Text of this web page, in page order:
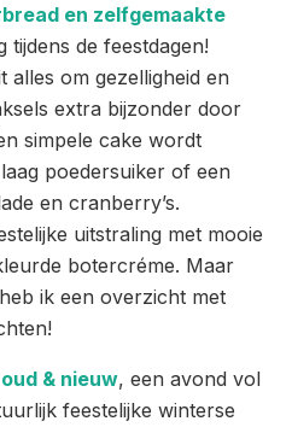
en zelfgemaakte
tijdens de feestdagen!
alles om gezelligheid en
extra bijzonder door
simpele cake wordt
poedersuiker of een
en cranberry’s.
uitstraling met mooie
botercréme. Maar
ik een overzicht met
oud & nieuw, een avond vol
feestelijke winterse